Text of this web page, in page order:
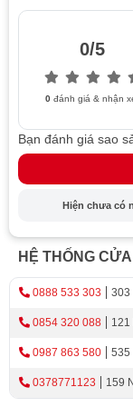
xếp hạng hiệu
Hệ Thống
Hệ thống tiết
chất tẩy rửa với
Máy giặt Bosch
khẩu nguyên
trội
Công nghệ i-
phẩm được
Nam
0/5
0đánh giá & nhận
Bạn đánh giá sao
Hiện chưa có
HỆ THỐNG
0888 533 303 303
0854 320 088 121
0987 863 580 535
0378771123
159